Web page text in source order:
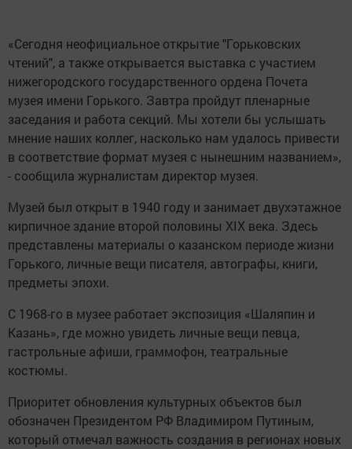
«Сегодня неофициальное открытие "Горьковских
чтений", а также открывается выставка с участием
нижегородского государственного ордена Почета
музея имени Горького. Завтра пройдут пленарные
заседания и работа секций. Мы хотели бы услышать
мнение наших коллег, насколько нам удалось привести
в соответствие формат музея с нынешним названием»,
- сообщила журналистам директор музея.
Музей был открыт в 1940 году и занимает двухэтажное
кирпичное здание второй половины XIX века. Здесь
представлены материалы о казанском периоде жизни
Горького, личные вещи писателя, автографы, книги,
предметы эпохи.
С 1968-го в музее работает экспозиция «Шаляпин и
Казань», где можно увидеть личные вещи певца,
гастрольные афиши, граммофон, театральные
костюмы.
Приоритет обновления культурных объектов был
обозначен Президентом РФ Владимиром Путиным,
который отмечал важность создания в регионах новых